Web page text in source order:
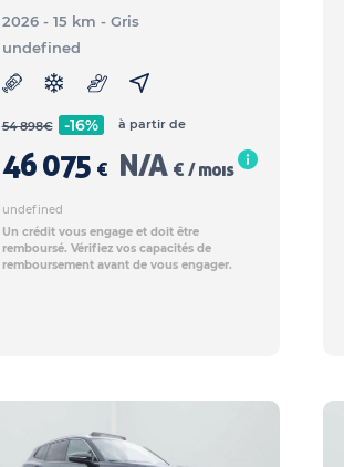
2026 - 15 km - Gris
undefined
54 898€ -16%
46 075 €
à partir de
N/A € / mois
undefined
Un crédit vous engage et doit être
remboursé. Vérifiez vos capacités de
remboursement avant de vous engager.